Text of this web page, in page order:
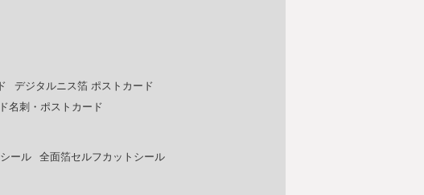
デジタルニス箔 ポストカード
名刺・ポストカード
ール
全面箔セルフカットシール